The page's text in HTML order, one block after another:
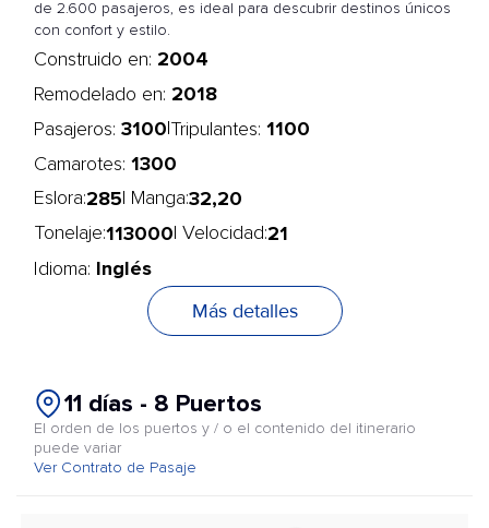
de 2.600 pasajeros, es ideal para descubrir destinos únicos
con confort y estilo.
Construido en: 2004
Remodelado en: 2018
Pasajeros: 3100 Tripulantes: 1100
Camarotes: 1300
Eslora:285 | Manga:32,20
Tonelaje:113000 | Velocidad:21
Idioma: Inglés
Más detalles
11 días - 8 Puertos
El orden de los puertos y / o el contenido del itinerario
puede variar
Ver Contrato de Pasaje